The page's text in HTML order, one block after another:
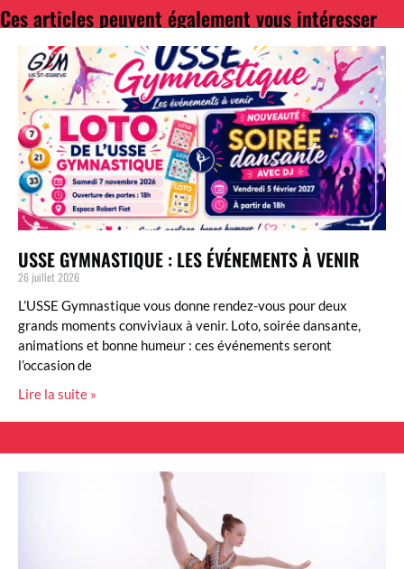
Ces articles peuvent également vous intéresser
USSE GYMNASTIQUE : LES ÉVÉNEMENTS À VENIR
26 juillet 2026
L’USSE Gymnastique vous donne rendez-vous pour deux
grands moments conviviaux à venir. Loto, soirée dansante,
animations et bonne humeur : ces événements seront
l’occasion de
Lire la suite »